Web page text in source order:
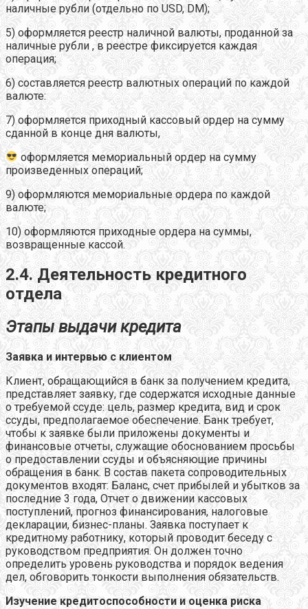
наличные рубли (отдельно по USD, DM);
5) оформляется реестр наличной валюты, проданной за
наличные рубли , в реестре фиксируется каждая
операция;
6) составляется реестр валютных операций по каждой
валюте:
7) оформляется приходный кассовый ордер на сумму
сданной в конце дня валюты,
оформляется мемориальный ордер на сумму
произведенных операций;
9) оформляются мемориальные ордера по каждой
валюте;
10) оформляются приходные ордера на суммы,
возвращенные кассой.
2.4. Деятельность кредитного
отдела
Этапы выдачи кредита
Заявка и интервью с клиентом
Клиент, обращающийся в банк за получением кредита,
представляет заявку, где содержатся исходные данные
о требуемой ссуде: цель, размер кредита, вид и срок
ссуды, предполагаемое обеспечение. Банк требует,
чтобы к заявке были приложены документы и
финансовые отчеты, служащие обоснованием просьбы
о предоставлении ссуды и объясняющие причины
обращения в банк. В состав пакета сопроводительных
документов входят: Баланс, счет прибылей и убытков за
последние 3 года, Отчет о движении кассовых
поступлений, прогноз финансирования, налоговые
декларации, бизнес-планы. Заявка поступает к
кредитному работнику, который проводит беседу с
руководством предприятия. Он должен точно
определить уровень руководства и порядок ведения
дел, обговорить тонкости выполнения обязательств.
Изучение кредитоспособности и оценка риска